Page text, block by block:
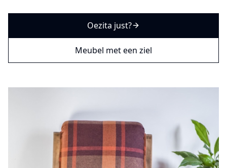
Oezita just?
Meubel met een ziel